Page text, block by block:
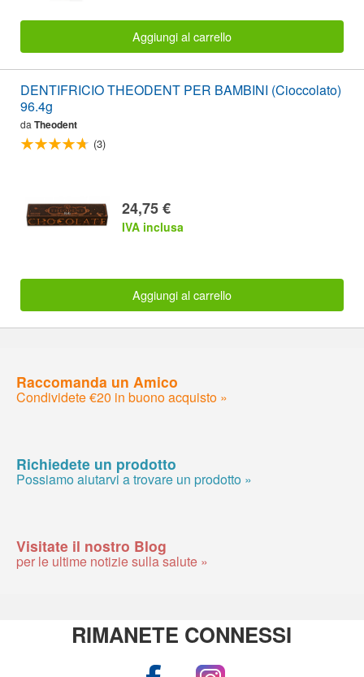
Aggiungi al carrello
DENTIFRICIO THEODENT PER BAMBINI (Cioccolato)
96.4g
da Theodent
(3)
24,75 €
IVA inclusa
Aggiungi al carrello
Raccomanda un Amico
Condividete €20 in buono acquisto »
Richiedete un prodotto
Possiamo aiutarvi a trovare un prodotto »
Visitate il nostro Blog
per le ultime notizie sulla salute »
RIMANETE CONNESSI